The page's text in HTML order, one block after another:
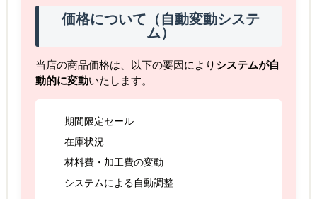
価格について（自動変動システ
ム）
当店の商品価格は、以下の要因により システムが自
動的に変動いたします。
期間限定セール
在庫状況
材料費・加工費の変動
システムによる自動調整